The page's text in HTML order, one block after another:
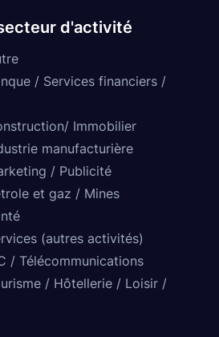
d'activité
/ Services financiers /
Immobilier
manufacturière
/ Publicité
et gaz / Mines
(autres activités)
/ Télécommunications
/ Hôtellerie / Loisir /